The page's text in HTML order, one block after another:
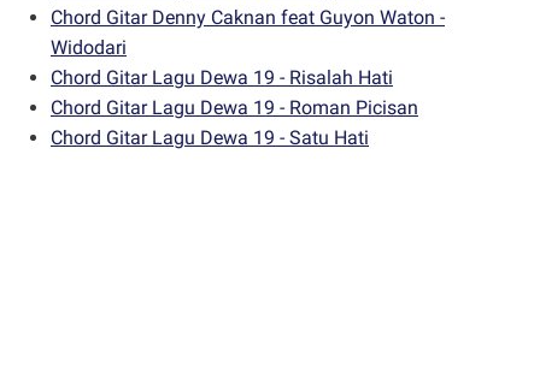
Chord Gitar Denny Caknan feat Guyon Waton -
Widodari
Chord Gitar Lagu Dewa 19 - Risalah Hati
Chord Gitar Lagu Dewa 19 - Roman Picisan
Chord Gitar Lagu Dewa 19 - Satu Hati